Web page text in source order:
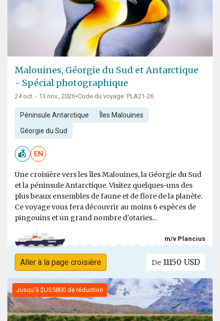
Malouines, Géorgie du Sud et Antarctique
- Spécial photographique
24 oct. - 13 nov., 2026•Code du voyage: PLA21-26
Péninsule Antarctique Îles Malouines
Géorgie du Sud
EN
Une croisière vers les îles Malouines, la Géorgie du Sud
et la péninsule Antarctique. Visitez quelques-uns des
plus beaux ensembles de faune et de flore de la planète.
Ce voyage vous fera découvrir au moins 6 espèces de
pingouins et un grand nombre d'otaries...
m/v Plancius
Aller à la page croisière De 11150 USD
Jusqu'à $US5800 de réduction